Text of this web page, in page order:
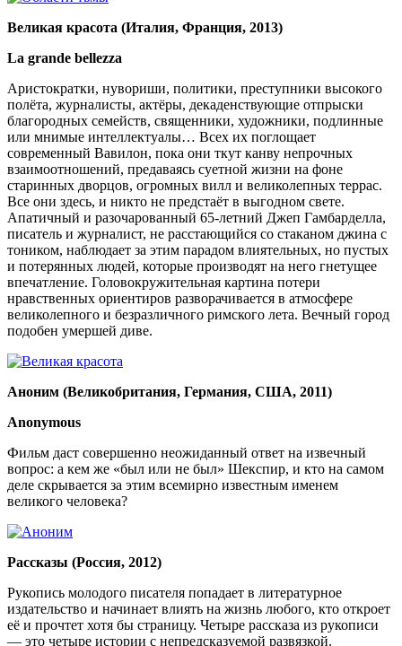
Великая красота (Италия, Франция, 2013)
La grande bellezza
Аристократки, нувориши, политики, преступники высокого
полёта, журналисты, актёры, декаденствующие отпрыски
благородных семейств, священники, художники, подлинные
или мнимые интеллектуалы… Всех их поглощает
современный Вавилон, пока они ткут канву непрочных
взаимоотношений, предаваясь суетной жизни на фоне
старинных дворцов, огромных вилл и великолепных террас.
Все они здесь, и никто не предстаёт в выгодном свете.
Апатичный и разочарованный 65-летний Джеп Гамбарделла,
писатель и журналист, не расстающийся со стаканом джина с
тоником, наблюдает за этим парадом влиятельных, но пустых
и потерянных людей, которые производят на него гнетущее
впечатление. Головокружительная картина потери
нравственных ориентиров разворачивается в атмосфере
великолепного и безразличного римского лета. Вечный город
подобен умершей диве.
Аноним (Великобритания, Германия, США, 2011)
Anonymous
Фильм даст совершенно неожиданный ответ на извечный
вопрос: а кем же «был или не был» Шекспир, и кто на самом
деле скрывается за этим всемирно известным именем
великого человека?
Рассказы (Россия, 2012)
Рукопись молодого писателя попадает в литературное
издательство и начинает влиять на жизнь любого, кто откроет
её и прочтет хотя бы страницу. Четыре рассказа из рукописи
— это четыре истории с непредсказуемой развязкой.